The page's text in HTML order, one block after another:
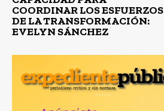
COORDINAR LOS ESFUERZOS
DE LA TRANSFORMACIÓN:
EVELYN SÁNCHEZ